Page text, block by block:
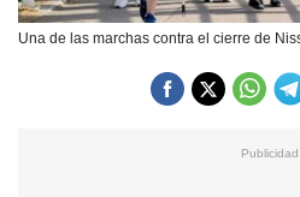
Una de las marchas contra el cierre de